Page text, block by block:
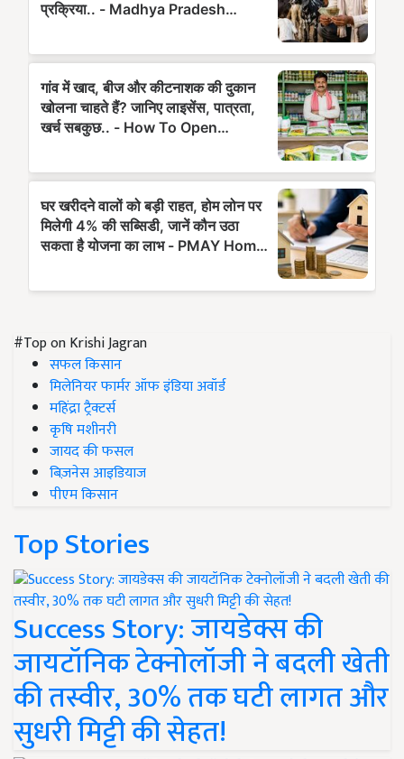
#Top on Krishi Jagran
सफल किसान
मिलेनियर फार्मर ऑफ इंडिया अवॉर्ड
महिंद्रा ट्रैक्टर्स
कृषि मशीनरी
जायद की फसल
बिज़नेस आइडियाज
पीएम किसान
Top Stories
Success Story: जायडेक्स की
जायटॉनिक टेक्नोलॉजी ने बदली खेती
की तस्वीर, 30% तक घटी लागत और
सुधरी मिट्टी की सेहत!